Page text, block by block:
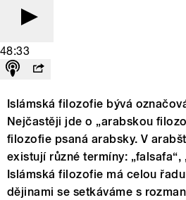
48:33
Islámská filozofie bývá
Nejčastěji jde o „arabskou
filozofie psaná arabsky. V
existují různé termíny: „falsafa“,
Islámská filozofie má celou
dějinami se setkáváme s